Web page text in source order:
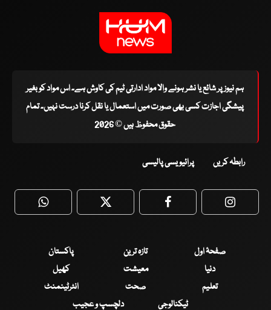
ہم نیوز پر شائع یا نشر ہونے والا مواد ادارتی ٹیم کی کاوش ہے۔ اس مواد کو بغیر
پیشگی اجازت کسی بھی صورت میں استعمال یا نقل کرنا درست نہیں۔ تمام
حقوق محفوظ ہیں © 2026
رابطہ کریں پرائیویسی پالیسی
WhatsApp Twitter Facebook
صفحۂ اول تازہ ترین
پاکستان
دنیا
معیشت
کھیل
تعلیم
صحت
انٹرٹینمنٹ
ٹیکنالوجی
دلچسپ و عجیب